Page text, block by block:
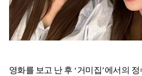
영화를 보고 난 후 ‘거미집’에서의